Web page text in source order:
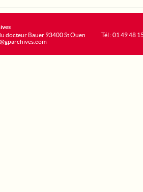
docteur Bauer 93400 St Ouen
Tél : 01 49 48